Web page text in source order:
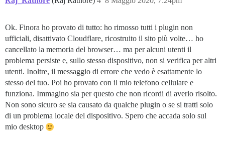
Ok. Finora ho provato di tutto: ho rimosso tutti i plugin non
ufficiali, disattivato Cloudflare, ricostruito il sito più volte… ho
cancellato la memoria del browser… ma per alcuni utenti il
problema persiste e, sullo stesso dispositivo, non si verifica per altri
utenti. Inoltre, il messaggio di errore che vedo è esattamente lo
stesso del tuo. Poi ho provato con il mio telefono cellulare e
funziona. Immagino sia per questo che non ricordi di averlo risolto.
Non sono sicuro se sia causato da qualche plugin o se si tratti solo
di un problema locale del dispositivo. Spero che accada solo sul
mio desktop